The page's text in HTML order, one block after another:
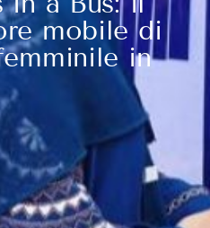
mobile di
in